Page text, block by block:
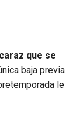
que se
baja previa
le